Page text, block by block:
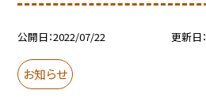
公開日 2022/07/22 更新日
お知らせ